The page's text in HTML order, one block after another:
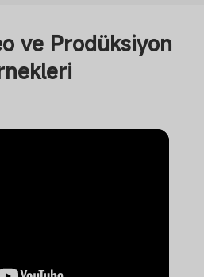
ve Prodüksiyon